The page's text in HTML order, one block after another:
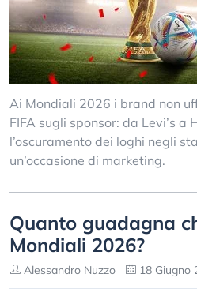
Ai Mondiali 2026 i brand non
FIFA sugli sponsor: da Levi’s a
l’oscuramento dei loghi negli
un’occasione di marketing.
Quanto guadagna
Mondiali 2026?
Alessandro Nuzzo 18 Giugno